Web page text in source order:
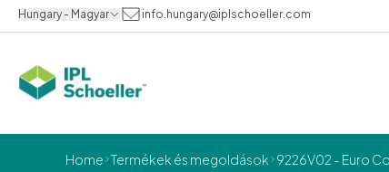
Hungary - Magyar info.hungary@iplschoeller.com
Home Termékek és megoldások 9226V02 - Euro